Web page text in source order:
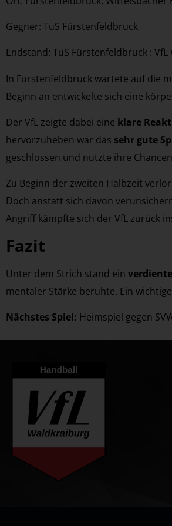
Gegner: TuS Fürstenfeldbruck
Endstand: TuS Fürstenfeldbruck :
In Fürstenfeldbruck wartete auf die
Beginn an entwickelte sich eine
Der VfL zeigte dabei eine klare
hervorzuheben war das sehr gute
geschlossen und nutzte ihre
Zu Beginn der zweiten Halbzeit
Doch anstatt sich davon
Angriff kämpfte sich der VfL zurück
Fazit
Unter dem Strich stand ein
mentaler Stärke beruhte. Ein
Nächstes Spiel: Heimspiel gegen